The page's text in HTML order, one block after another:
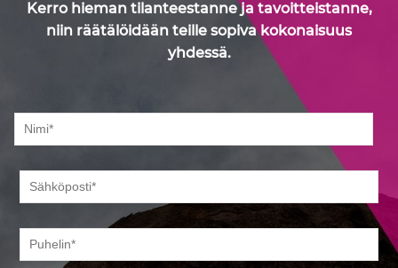
Kerro hieman tilanteestanne ja tavoitteistanne,
niin räätälöidään teille sopiva kokonaisuus
yhdessä.